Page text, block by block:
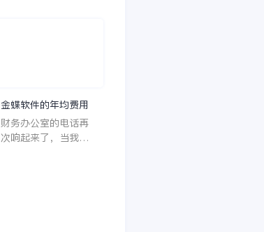
金蝶软件的年均费用
财务办公室的电话再
次响起来了，当我拿